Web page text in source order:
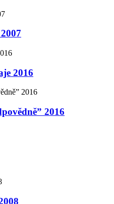
2016
2016